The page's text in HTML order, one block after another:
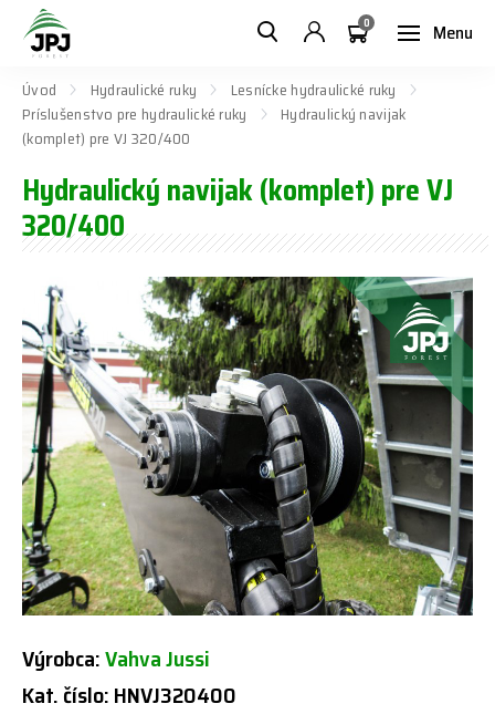
Menu
0
Úvod Hydraulické ruky
Lesnícke hydraulické ruky
Príslušenstvo pre hydraulické ruky
Hydraulický navijak
(komplet) pre VJ 320/400
Hydraulický navijak (komplet) pre VJ
320/400
Výrobca:Vahva Jussi
Kat. číslo: HNVJ320400